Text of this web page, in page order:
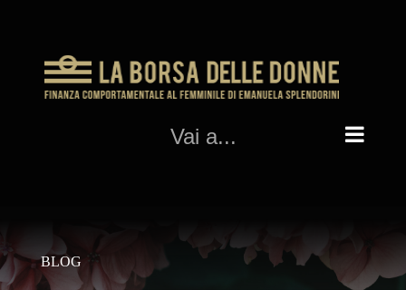
contenuto
Vai a...
BLOG